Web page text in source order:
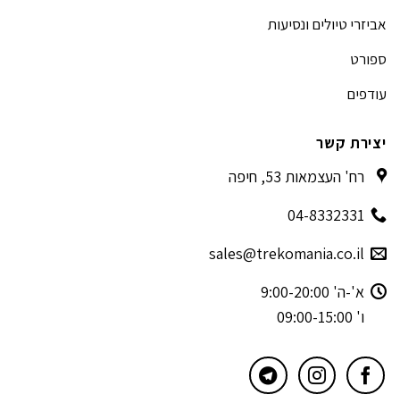
אביזרי טיולים ונסיעות
ספורט
עודפים
יצירת קשר
רח' העצמאות 53, חיפה
04-8332331
sales@trekomania.co.il
א'-ה' 9:00-20:00
ו' 09:00-15:00